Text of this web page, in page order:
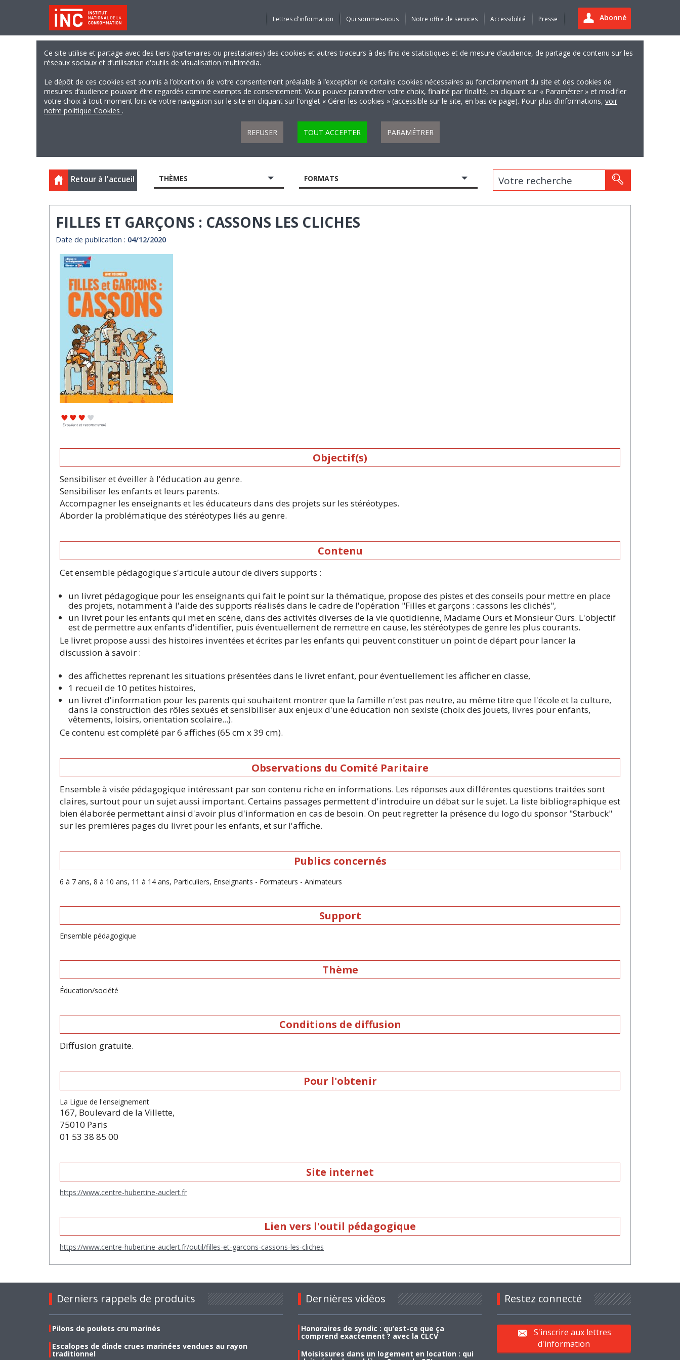
Abonné
Lettres d'information Qui sommes-nous Notre offre de services Accessibilité Presse
Ce site utilise et partage avec des tiers (partenaires ou prestataires) des cookies et autres traceurs à des fins de statistiques et de mesure d’audience, de partage de contenu sur les
réseaux sociaux et d’utilisation d'outils de visualisation multimédia.
Le dépôt de ces cookies est soumis à l’obtention de votre consentement préalable à l’exception de certains cookies nécessaires au fonctionnement du site et des cookies de
mesures d’audience pouvant être regardés comme exempts de consentement. Vous pouvez paramétrer votre choix, finalité par finalité, en cliquant sur « Paramétrer » et modifier
votre choix à tout moment lors de votre navigation sur le site en cliquant sur l’onglet « Gérer les cookies » (accessible sur le site, en bas de page). Pour plus d’informations, voir
notre politique Cookies .
REFUSER TOUT ACCEPTER PARAMÉTRER
Retour à l'accueil THÈMES FORMATS Votre recherche
FILLES ET GARÇONS : CASSONS LES CLICHES
Date de publication : 04/12/2020
Objectif(s)
Sensibiliser et éveiller à l'éducation au genre.
Sensibiliser les enfants et leurs parents.
Accompagner les enseignants et les éducateurs dans des projets sur les stéréotypes.
Aborder la problématique des stéréotypes liés au genre.
Contenu
Cet ensemble pédagogique s'articule autour de divers supports :
un livret pédagogique pour les enseignants qui fait le point sur la thématique, propose des pistes et des conseils pour mettre en place
des projets, notamment à l'aide des supports réalisés dans le cadre de l'opération "Filles et garçons : cassons les clichés",
un livret pour les enfants qui met en scène, dans des activités diverses de la vie quotidienne, Madame Ours et Monsieur Ours. L'objectif
est de permettre aux enfants d'identifier, puis éventuellement de remettre en cause, les stéréotypes de genre les plus courants.
Le livret propose aussi des histoires inventées et écrites par les enfants qui peuvent constituer un point de départ pour lancer la
discussion à savoir :
des affichettes reprenant les situations présentées dans le livret enfant, pour éventuellement les afficher en classe,
1 recueil de 10 petites histoires,
un livret d'information pour les parents qui souhaitent montrer que la famille n'est pas neutre, au même titre que l'école et la culture,
dans la construction des rôles sexués et sensibiliser aux enjeux d'une éducation non sexiste (choix des jouets, livres pour enfants,
vêtements, loisirs, orientation scolaire...).
Ce contenu est complété par 6 affiches (65 cm x 39 cm).
Observations du Comité Paritaire
Ensemble à visée pédagogique intéressant par son contenu riche en informations. Les réponses aux différentes questions traitées sont
claires, surtout pour un sujet aussi important. Certains passages permettent d'introduire un débat sur le sujet. La liste bibliographique est
bien élaborée permettant ainsi d'avoir plus d'information en cas de besoin. On peut regretter la présence du logo du sponsor "Starbuck"
sur les premières pages du livret pour les enfants, et sur l'affiche.
Publics concernés
6 à 7 ans, 8 à 10 ans, 11 à 14 ans, Particuliers, Enseignants - Formateurs - Animateurs
Support
Ensemble pédagogique
Thème
Éducation/société
Conditions de diffusion
Diffusion gratuite.
Pour l'obtenir
La Ligue de l'enseignement
167, Boulevard de la Villette,
75010 Paris
01 53 38 85 00
Site internet
https://www.centre-hubertine-auclert.fr
Lien vers l'outil pédagogique
https://www.centre-hubertine-auclert.fr/outil/filles-et-garcons-cassons-les-cliches
Derniers rappels de produits
Pilons de poulets cru marinés
Escalopes de dinde crues marinées vendues au rayon
traditionnel
Dernières vidéos
Honoraires de syndic : qu’est-ce que ça
comprend exactement ? avec la CLCV
Moisissures dans un logement en location : qui
Restez connecté
S'inscrire aux lettres
d'information